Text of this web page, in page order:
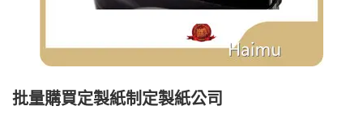
批量購買定製紙制定製紙公司